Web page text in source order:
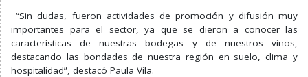
“Sin dudas, fueron actividades de promoción y difusión muy
importantes para el sector, ya que se dieron a conocer las
características de nuestras bodegas y de nuestros vinos,
destacando las bondades de nuestra región en suelo, clima y
hospitalidad”, destacó Paula Vila.